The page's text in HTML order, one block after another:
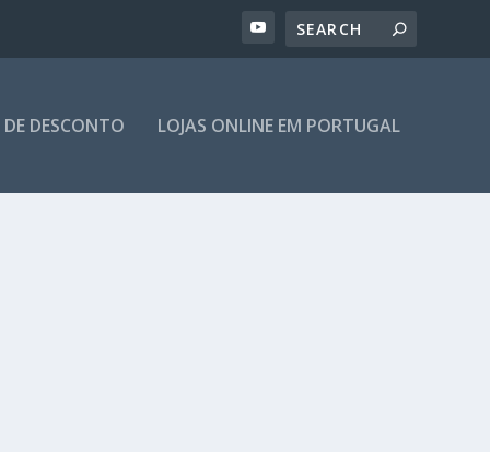
DESCONTO LOJAS ONLINE EM PORTUGAL